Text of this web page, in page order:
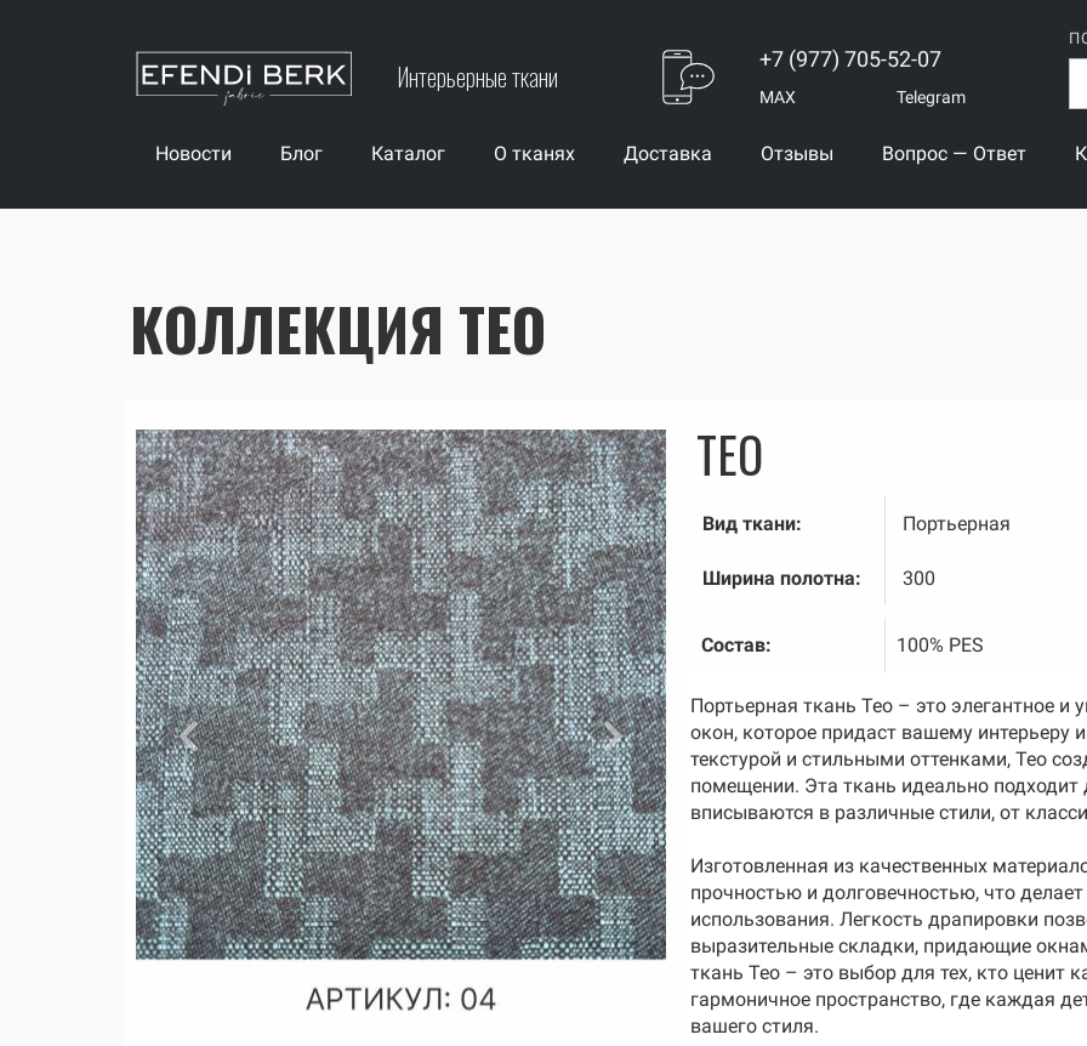
Интерьерные ткани +7 (977) 705-52-07
MAX Telegram
Новости Блог Каталог О тканях Доставка Отзывы Вопрос — Ответ
КОЛЛЕКЦИЯ TEO
TEO
Вид ткани: Портьерная
Ширина полотна: 300
Состав: 100% PES
Портьерная ткань Teo – это элегантное
окон, которое придаст вашему
текстурой и стильными оттенками, Teo
помещении. Эта ткань идеально
вписываются в различные стили, от
Изготовленная из качественных
прочностью и долговечностью, что
использования. Легкость драпировки
выразительные складки, придающие
ткань Teo – это выбор для тех, кто ценит
гармоничное пространство, где каждая
вашего стиля.